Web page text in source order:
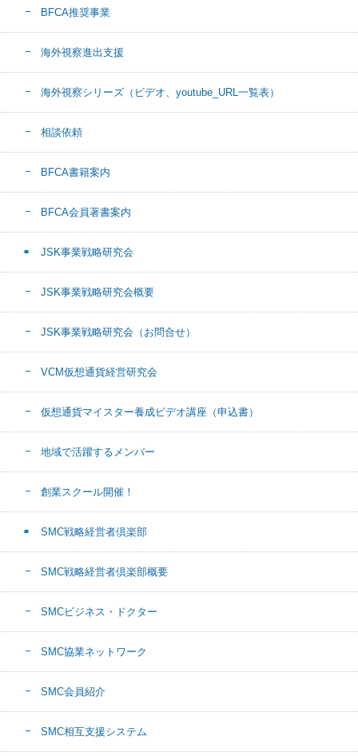
BFCA推奨事業
海外視察進出支援
海外視察シリーズ（ビデオ、youtube_URL一覧表）
相談依頼
BFCA書籍案内
BFCA会員著書案内
JSK事業戦略研究会
JSK事業戦略研究会概要
JSK事業戦略研究会（お問合せ）
VCM仮想通貨経営研究会
仮想通貨マイスター養成ビデオ講座（申込書）
地域で活躍するメンバー
創業スクール開催！
SMC戦略経営者倶楽部
SMC戦略経営者倶楽部概要
SMCビジネス・ドクター
SMC協業ネットワーク
SMC会員紹介
SMC相互支援システム